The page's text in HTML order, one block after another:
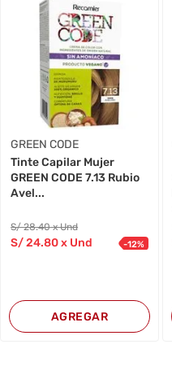
GREEN CODE
Tinte Capilar Mujer
GREEN CODE 7.13 Rubio
Avel...
S/28.40 x Und
S/24.80x Und -12%
AGREGAR